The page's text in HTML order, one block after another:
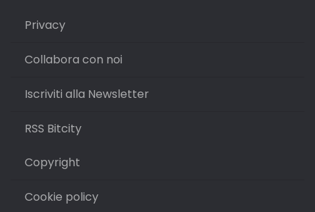
Privacy
Collabora con noi
Iscriviti alla Newsletter
RSS Bitcity
Copyright
Cookie policy